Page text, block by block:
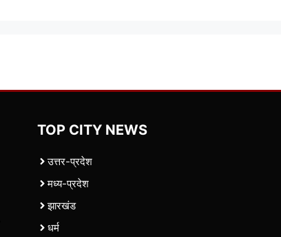
TOP CITY NEWS
उत्तर-प्रदेश
मध्य-प्रदेश
झारखंड
धर्म